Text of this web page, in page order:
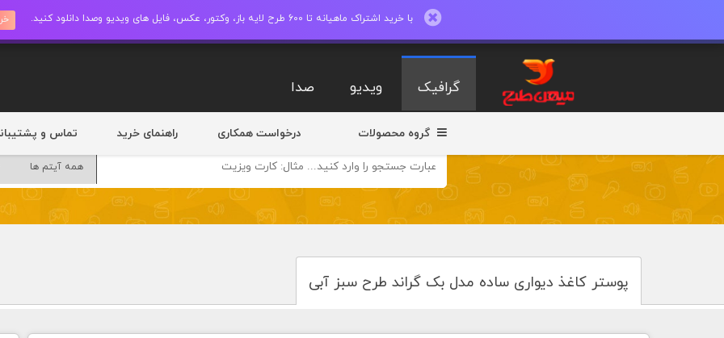
با خرید اشتراک ماهیانه تا 600 طرح لایه باز، وکتور، عکس، فایل های ویدیو وصدا دانلود کنید.
گرافیک ویدیو صدا
گروه محصولات درخواست همکاری راهنمای خرید تماس و
پوستر کاغذ دیواری ساده مدل بک گراند طرح سبز آبی